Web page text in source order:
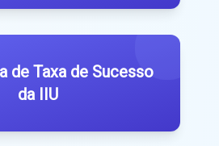
de Taxa de Sucesso
da IIU